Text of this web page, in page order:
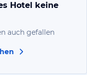
Hotel keine
auch gefallen